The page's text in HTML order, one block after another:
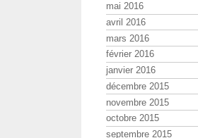
mai 2016
avril 2016
mars 2016
février 2016
janvier 2016
décembre 2015
novembre 2015
octobre 2015
septembre 2015